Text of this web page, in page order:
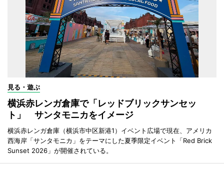
見る・遊ぶ
横浜赤レンガ倉庫で「レッドブリックサンセッ
ト」 サンタモニカをイメージ
横浜赤レンガ倉庫（横浜市中区新港1）イベント広場で現在、アメリカ
西海岸「サンタモニカ」をテーマにした夏季限定イベント「Red Brick
Sunset 2026」が開催されている。